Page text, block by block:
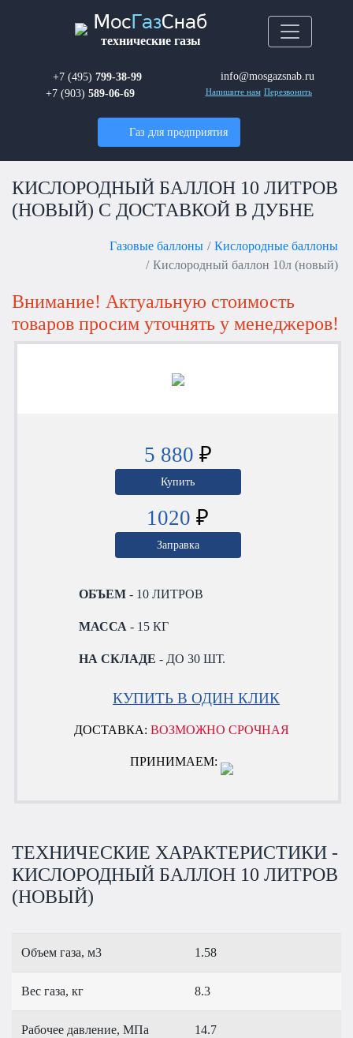
Мос ГазСнаб
технические газы
+7 (495) 799-38-99
+7 (903) 589-06-69
info@mosgazsnab.ru
Напишите нам Перезвонить
Газ для предприятия
КИСЛОРОДНЫЙ БАЛЛОН 10 ЛИТРОВ
(НОВЫЙ) С ДОСТАВКОЙ В ДУБНЕ
Газовые баллоны
Кислородные баллоны
Кислородный баллон 10л (новый)
Внимание! Актуальную стоимость
товаров просим уточнять у менеджеров!
5 880 ₽
Купить
1020 ₽
Заправка
ОБЪЕМ - 10 ЛИТРОВ
МАССА - 15 КГ
НА СКЛАДЕ - ДО 30 ШТ.
КУПИТЬ В ОДИН КЛИК
ДОСТАВКА:ВОЗМОЖНО СРОЧНАЯ
ПРИНИМАЕМ:
ТЕХНИЧЕСКИЕ ХАРАКТЕРИСТИКИ -
КИСЛОРОДНЫЙ БАЛЛОН 10 ЛИТРОВ
(НОВЫЙ)
Объем газа, м3 1.58
Вес газа, кг 8.3
Рабочее давление, МПа 14.7